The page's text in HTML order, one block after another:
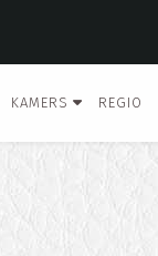
KAMERS REGIO